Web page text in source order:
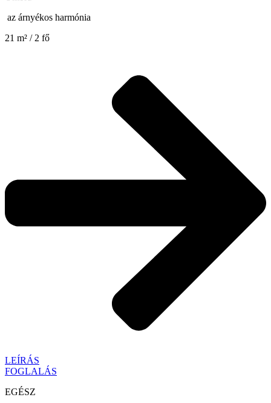
az árnyékos harmónia
21 m² / 2 fő
LEÍRÁS
FOGLALÁS
EGÉSZ